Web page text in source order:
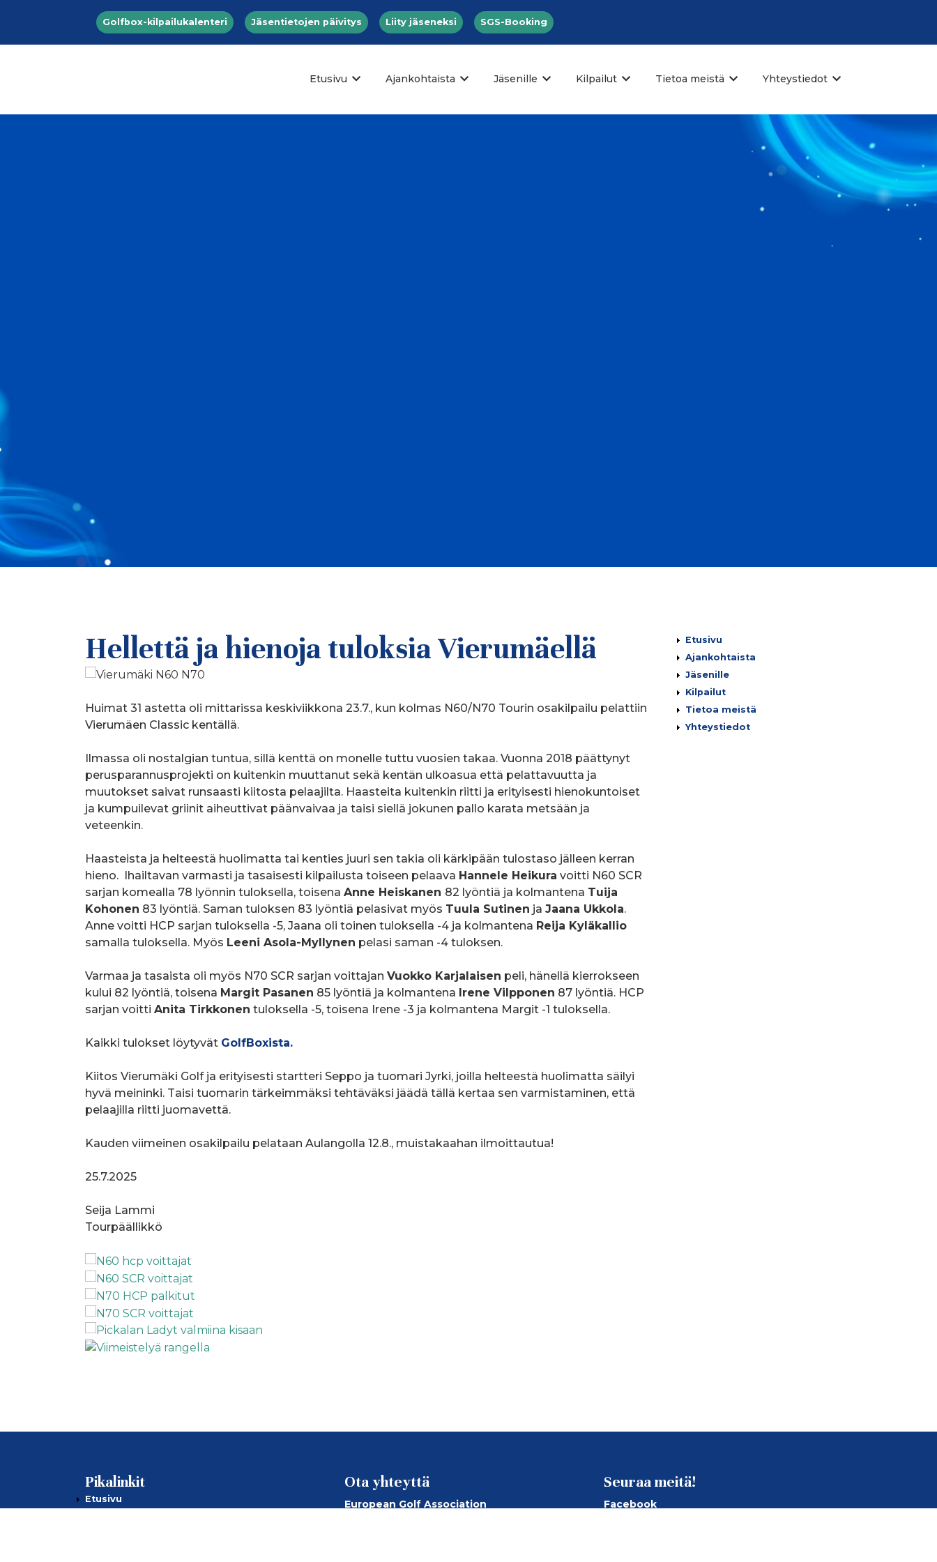
Top menu
Golfbox-kilpailukalenteri Jäsentietojen päivitys Liity jäseneksi SGS-Booking
Etusivu Ajankohtaista Jäsenille Kilpailut Tietoa meistä Yhteystiedot
Hellettä ja hienoja tuloksia Vierumäellä
Huimat 31 astetta oli mittarissa keskiviikkona 23.7., kun kolmas N60/N70 Tourin osakilpailu pelattiin
Vierumäen Classic kentällä.
Ilmassa oli nostalgian tuntua, sillä kenttä on monelle tuttu vuosien takaa. Vuonna 2018 päättynyt
perusparannusprojekti on kuitenkin muuttanut sekä kentän ulkoasua että pelattavuutta ja
muutokset saivat runsaasti kiitosta pelaajilta. Haasteita kuitenkin riitti ja erityisesti hienokuntoiset
ja kumpuilevat griinit aiheuttivat päänvaivaa ja taisi siellä jokunen pallo karata metsään ja
veteenkin.
Haasteista ja helteestä huolimatta tai kenties juuri sen takia oli kärkipään tulostaso jälleen kerran
hieno. Ihailtavan varmasti ja tasaisesti kilpailusta toiseen pelaava Hannele Heikura voitti N60 SCR
sarjan komealla 78 lyönnin tuloksella, toisena Anne Heiskanen 82 lyöntiä ja kolmantena Tuija
Kohonen 83 lyöntiä. Saman tuloksen 83 lyöntiä pelasivat myös Tuula Sutinen ja Jaana Ukkola.
Anne voitti HCP sarjan tuloksella -5, Jaana oli toinen tuloksella -4 ja kolmantena Reija Kyläkallio
samalla tuloksella. Myös Leeni Asola-Myllynen pelasi saman -4 tuloksen.
Varmaa ja tasaista oli myös N70 SCR sarjan voittajan Vuokko Karjalaisen peli, hänellä kierrokseen
kului 82 lyöntiä, toisena Margit Pasanen 85 lyöntiä ja kolmantena Irene Vilpponen 87 lyöntiä. HCP
sarjan voitti Anita Tirkkonen tuloksella -5, toisena Irene -3 ja kolmantena Margit -1 tuloksella.
Kaikki tulokset löytyvät GolfBoxista.
Kiitos Vierumäki Golf ja erityisesti startteri Seppo ja tuomari Jyrki, joilla helteestä huolimatta säilyi
hyvä meininki. Taisi tuomarin tärkeimmäksi tehtäväksi jäädä tällä kertaa sen varmistaminen, että
pelaajilla riitti juomavettä.
Kauden viimeinen osakilpailu pelataan Aulangolla 12.8., muistakaahan ilmoittautua!
25.7.2025
Seija Lammi
Tourpäällikkö
Päävalikko
Etusivu
Ajankohtaista
Jäsenille
Kilpailut
Tietoa meistä
Yhteystiedot
Pikalinkit
Etusivu
Ota yhteyttä
European Golf Association
Seuraa meitä!
Facebook